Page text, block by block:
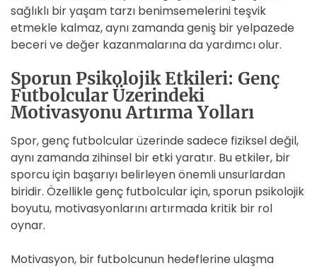
sağlıklı bir yaşam tarzı benimsemelerini teşvik
etmekle kalmaz, aynı zamanda geniş bir yelpazede
beceri ve değer kazanmalarına da yardımcı olur.
Sporun Psikolojik Etkileri: Genç
Futbolcular Üzerindeki
Motivasyonu Artırma Yolları
Spor, genç futbolcular üzerinde sadece fiziksel değil,
aynı zamanda zihinsel bir etki yaratır. Bu etkiler, bir
sporcu için başarıyı belirleyen önemli unsurlardan
biridir. Özellikle genç futbolcular için, sporun psikolojik
boyutu, motivasyonlarını artırmada kritik bir rol
oynar.
Motivasyon, bir futbolcunun hedeflerine ulaşma